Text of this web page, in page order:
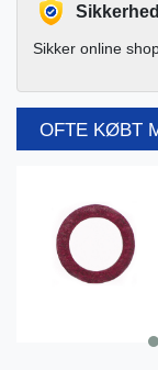
Sikkerhed
Sikker online
OFTE KØBT